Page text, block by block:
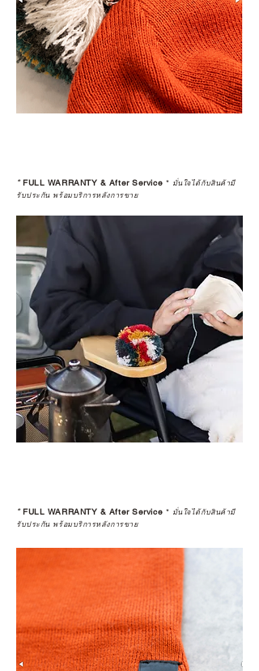
*FULL WARRANTY & After Service * มั่นใจได้กับสินค้ามี
รับประกัน พร้อมบริการหลังการขาย
*FULL WARRANTY & After Service * มั่นใจได้กับสินค้ามี
รับประกัน พร้อมบริการหลังการขาย